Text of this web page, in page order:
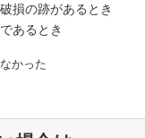
損の跡があるとき
あるとき
かった